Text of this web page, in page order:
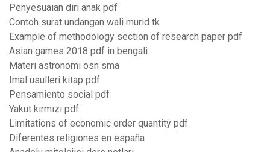
Penyesuaian diri anak pdf
Contoh surat undangan wali murid tk
Example of methodology section of research paper pdf
Asian games 2018 pdf in bengali
Materi astronomi osn sma
Imal usulleri kitap pdf
Pensamiento social pdf
Yakut kırmızı pdf
Limitations of economic order quantity pdf
Diferentes religiones en españa